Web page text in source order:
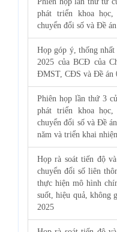
phát triển khoa
chuyển đổi số và Đề
Họp góp ý, thống
2025 của BCĐ của
ĐMST, CĐS và Đề án
Phiên họp lần thứ 3
phát triển khoa
chuyển đổi số và Đề
năm và triển khai
Họp rà soát tiến độ
chuyển đổi số liên
thực hiện mô hình
suốt, hiệu quả, không
2025